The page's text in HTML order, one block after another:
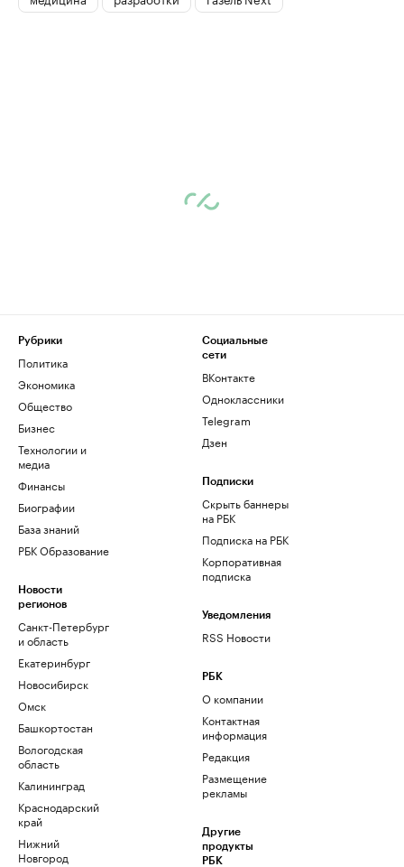
Рубрики
Политика
Экономика
Общество
Бизнес
Технологии и
медиа
Финансы
Биографии
База знаний
РБК Образование
Новости
регионов
Санкт-Петербург
и область
Екатеринбург
Новосибирск
Омск
Башкортостан
Вологодская
область
Калининград
Краснодарский
край
Нижний
Новгород
Социальные
сети
ВКонтакте
Одноклассники
Telegram
Дзен
Подписки
Скрыть баннеры
на РБК
Подписка на РБК
Корпоративная
подписка
Уведомления
RSS Новости
РБК
О компании
Контактная
информация
Редакция
Размещение
рекламы
Другие
продукты
РБК